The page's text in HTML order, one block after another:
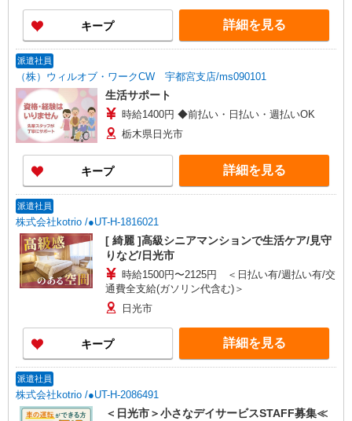
キープ 詳細を見る
派遣社員
（株）ウィルオブ・ワークCW 宇都宮支店/ms090101
生活サポート
時給1400円 ◆前払い・日払い・週払いOK
栃木県日光市
キープ 詳細を見る
派遣社員
株式会社kotrio /●UT-H-1816021
[ 綺麗 ]高級シニアマンションで生活ケア/見守
りなど/日光市
時給1500円〜2125円 ＜日払い有/週払い有/交
通費全支給(ガソリン代含む)＞
日光市
キープ 詳細を見る
派遣社員
株式会社kotrio /●UT-H-2086491
＜日光市＞小さなデイサービスSTAFF募集≪